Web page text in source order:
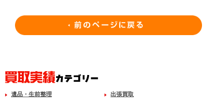
遺品・生前整理
出張買取